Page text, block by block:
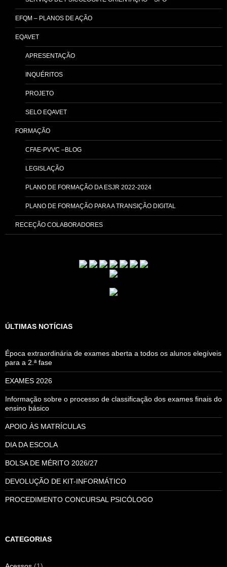
EFQM – PLANOS DE AÇÃO
EQAVET
APRESENTAÇÃO
INQUÉRITOS
PROJETO
SELO EQAVET
FORMAÇÃO
CFAE-PVVC –BLOG
LEGISLAÇÃO
PLANO DE FORMAÇÃO DA ESJR 2022-2024
PLANO DE FORMAÇÃO PARA A TRANSIÇÃO DIGITAL
RECEÇÃO COLABORADORES
ÚLTIMAS NOTÍCIAS
Época extraordinária de exames aberta a todos os alunos elegíveis
para a 2.ª fase
EXAMES 2026
Informação sobre o processo de classificação dos exames finais do
ensino básico
APOIO ÀS MATRÍCULAS
DIA DA ESCOLA
BOLSA DE MÉRITO 2026/27
DEVOLUÇÃO DE KIT-INFORMÁTICO
PROCEDIMENTO CONCURSAL PSICÓLOGO
CATEGORIAS